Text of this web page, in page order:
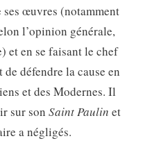
œuvres (notamment
l’opinion générale,
et en se faisant le chef
défendre la cause en
et des Modernes. Il
sur son Saint Paulin et
a négligés.